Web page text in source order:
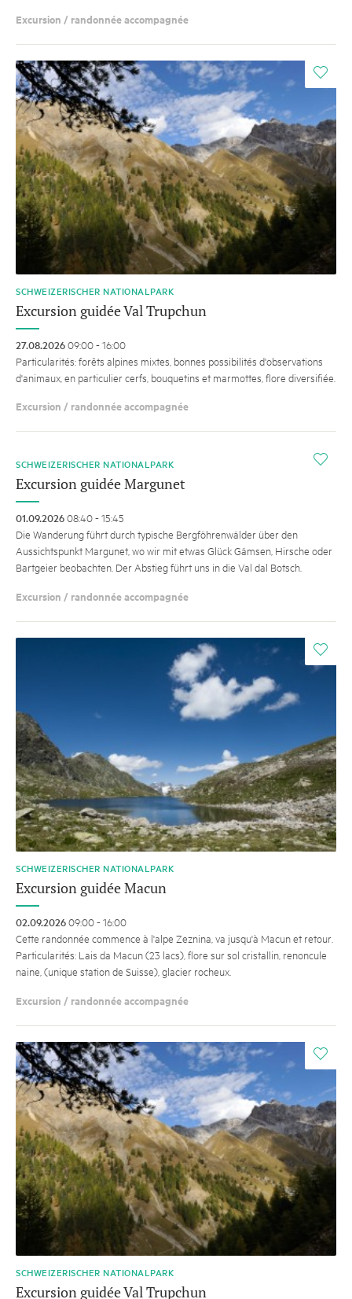
Excursion / randonnée accompagnée
i
SCHWEIZERISCHER NATIONALPARK
Excursion guidée Val Trupchun
27.08.202609:00 - 16:00
Particularités: forêts alpines mixtes, bonnes possibilités d'observations
d'animaux, en particulier cerfs, bouquetins et marmottes, flore diversifiée.
Excursion / randonnée accompagnée
i
SCHWEIZERISCHER NATIONALPARK
Excursion guidée Margunet
01.09.202608:40 - 15:45
Die Wanderung führt durch ­typische Bergföhrenwälder über den
Aussichtspunkt Margunet, wo wir mit etwas Glück Gämsen, Hirsche oder
Bartgeier beobachten. Der Abstieg führt uns in die Val dal Botsch.
Excursion / randonnée accompagnée
i
SCHWEIZERISCHER NATIONALPARK
Excursion guidée Macun
02.09.202609:00 - 16:00
Cette randonnée commence à l'alpe Zeznina, va jusqu'à Macun et retour.
Particularités: Lais da Macun (23 lacs), flore sur sol cristallin, renoncule
naine, (unique station de Suisse), glacier rocheux.
Excursion / randonnée accompagnée
i
SCHWEIZERISCHER NATIONALPARK
Excursion guidée Val Trupchun